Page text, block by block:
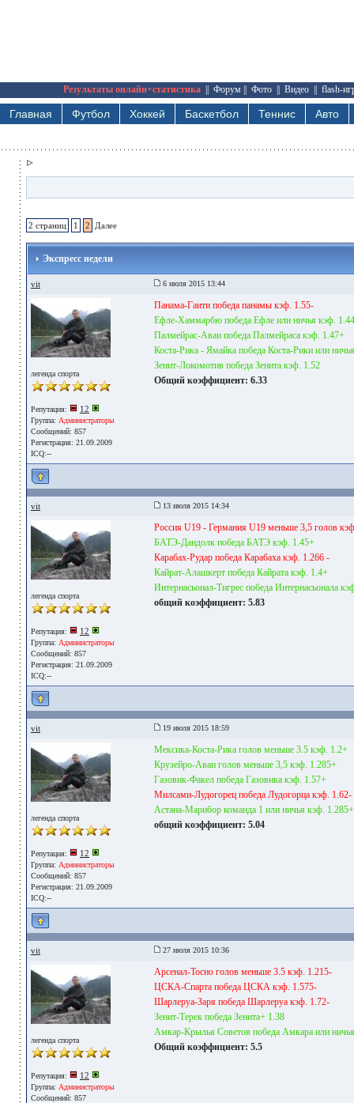
Результаты онлайн+статистика Форум Фото Видео flash-
Главная Футбол Хоккей Баскетбол Теннис Авто
2 страниц 1 2 Далее
Экспресс недели
vit 6 июля 2015 13:44
легенда спорта
Репутация: 12
Группа: Администраторы
Сообщений: 857
Регистрация: 21.09.2009
ICQ:--
Панама-Гаити победа панамы кэф. 1.55-
Ефле-Хаммарбю победа Ефле или ничья кэф.
Палмейрас-Аваи победа Палмейраса кэф. 1.47+
Коста-Рика - Ямайка победа Коста-Рики или
Зенит-Локомотив победа Зенита кэф. 1.52
Общий коэффициент: 6.33
vit 13 июля 2015 14:34
легенда спорта
Репутация: 12
Группа: Администраторы
Сообщений: 857
Регистрация: 21.09.2009
ICQ:--
Россия U19 - Германия U19 меньше 3,5 голов
БАТЭ-Дандолк победа БАТЭ кэф. 1.45+
Карабах-Рудар победа Карабаха кэф. 1.266 -
Кайрат-Алашкерт победа Кайрата кэф. 1.4+
Интернасьонал-Тигрес победа Интернасьонала
общий коэффициент: 5.83
vit 19 июля 2015 18:59
легенда спорта
Репутация: 12
Группа: Администраторы
Сообщений: 857
Регистрация: 21.09.2009
ICQ:--
Мексика-Коста-Рика голов меньше 3.5 кэф. 1.2+
Крузейро-Аваи голов меньше 3,5 кэф. 1.285+
Газовик-Факел победа Газовика кэф. 1.57+
Милсами-Лудогорец победа Лудогорца кэф. 1.62-
Астана-Марибор команда 1 или ничья кэф. 1.285+
общий коэффициент: 5.04
vit 27 июля 2015 10:36
легенда спорта
Репутация: 12
Группа: Администраторы
Сообщений: 857
Арсенал-Тосно голов меньше 3.5 кэф. 1.215-
ЦСКА-Спарта победа ЦСКА кэф. 1.575-
Шарлеруа-Заря победа Шарлеруа кэф. 1.72-
Зенит-Терек победа Зенита+ 1.38
Амкар-Крылья Советов победа Амкара или
Общий коэффициент: 5.5